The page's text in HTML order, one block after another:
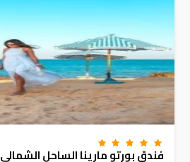
فندق بورتو مارينا الساحل الشمالي